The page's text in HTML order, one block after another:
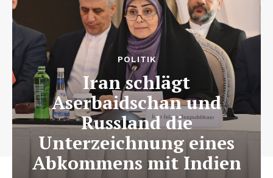
POLITIK
Iran schlägt
Aserbaidschan und
Russland die
Unterzeichnung eines
Abkommens mit Indien